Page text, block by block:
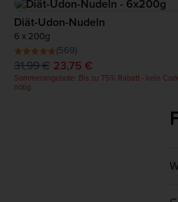
Diät-Udon-Nudeln
6 x 200g
(569)
31,99 € 23,75 €
Sommerangebote: Bis zu 75% Rabatt - kein
nötig